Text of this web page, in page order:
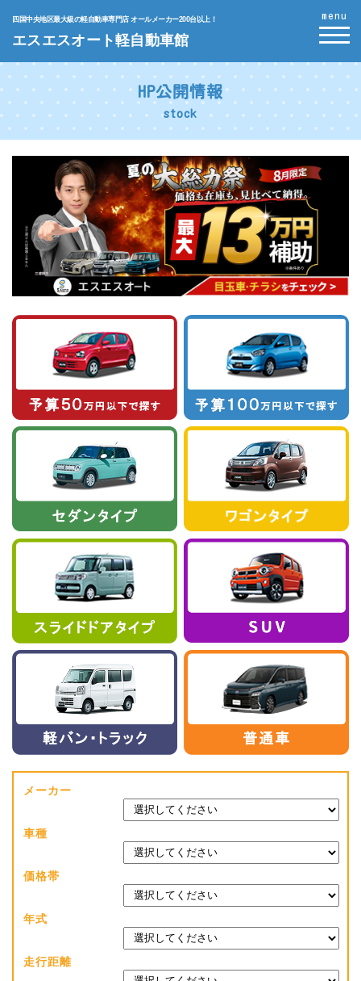
四国中央地区最大級の軽自動車専門店 オールメーカー200台以上！
エスエスオート軽自動車館
menu
HP公開情報
stock
メーカー
車種
価格帯
年式
走行距離